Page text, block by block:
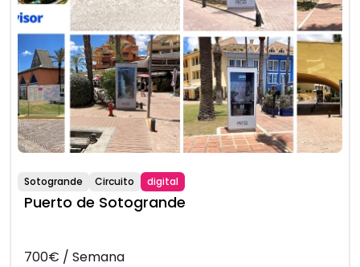
Sotogrande Circuito digital
Puerto de Sotogrande
700€ / Semana